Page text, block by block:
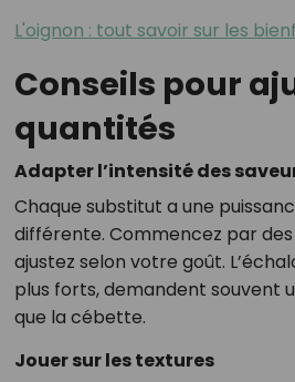
L'oignon : tout savoir sur les
Conseils pour
quantités
Adapter l’intensité des
Chaque substitut a une
différente. Commencez par
ajustez selon votre goût.
plus forts, demandent souvent
que la cébette.
Jouer sur les textures